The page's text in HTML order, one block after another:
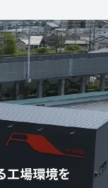
工場環境を